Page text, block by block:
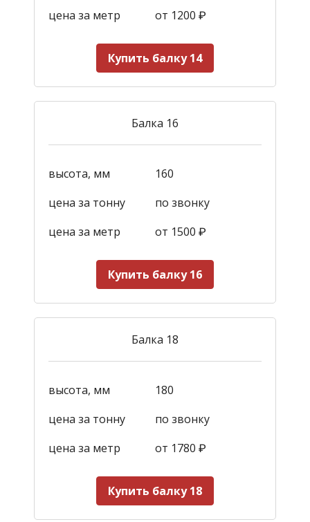
цена за метр
от 1200 ₽
Купить балку 14
Балка 16
высота, мм
160
цена за тонну
по звонку
цена за метр
от 1500 ₽
Купить балку 16
Балка 18
высота, мм
180
цена за тонну
по звонку
цена за метр
от 1780 ₽
Купить балку 18